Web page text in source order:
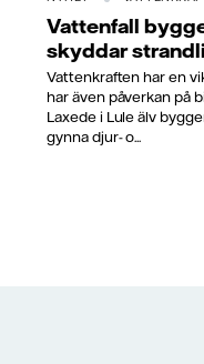
Vattenfall
skyddar
Vattenkraften har en
har även påverkan på
Laxede i Lule älv
gynna djur- o...